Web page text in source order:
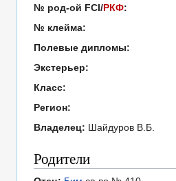
№ род-ой FCI/РКФ:
№ клейма:
Полевые дипломы:
Экстерьер:
Класс:
Регион:
Владелец: Шайдуров В.Б.
Родители